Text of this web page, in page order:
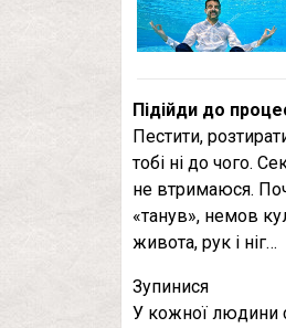
Підійди до
Пестити,
тобі ні до чого.
не втримаюся.
«танув», немов
живота, рук і ніг…
Зупинися
У кожної людини